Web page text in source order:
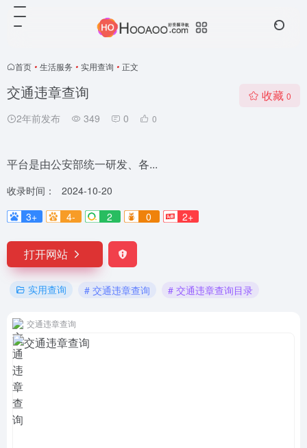
首页 • 生活服务 • 实用查询 • 正文
交通违章查询
2年前发布 349 0 0
收藏 0
平台是由公安部统一研发、各...
收录时间：
2024-10-20
3+
4- 2 0 2+
打开网站
实用查询 # 交通违章查询 # 交通违章查询目录
交通违章查询